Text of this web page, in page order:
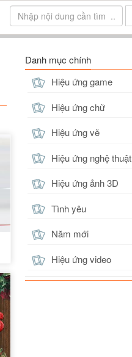
Danh mục chính
Hiệu ứng game
Hiệu ứng chữ
Hiệu ứng vẽ
Hiệu ứng nghệ thuật
Hiệu ứng ảnh 3D
Tình yêu
Năm mới
Hiệu ứng video